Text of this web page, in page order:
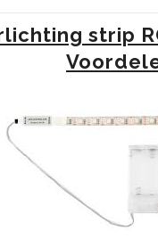
strip